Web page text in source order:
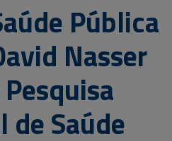
Pública
Nasser
de Saúde